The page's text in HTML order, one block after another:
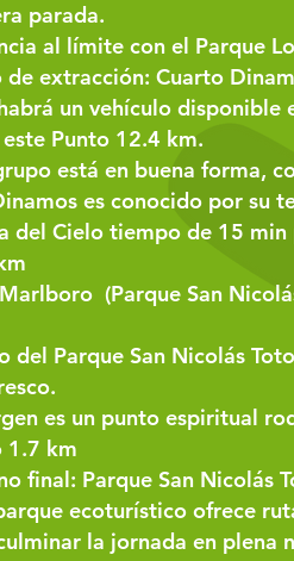
parada.
al límite con el Parque
de extracción: Cuarto
un vehículo disponible
Punto 12.4 km.
está en buena forma,
es conocido por su
del Cielo tiempo de 15
(Parque San
del Parque San Nicolás
es un punto espiritual
1.7 km
final: Parque San Nicolás
ecoturístico ofrece
la jornada en plena